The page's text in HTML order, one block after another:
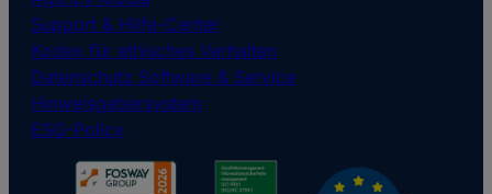
Support & Hilfe-Center
Kodex für ethisches Verhalten
Datenschutz Software & Service
Hinweisgebersystem
ESG-Policy